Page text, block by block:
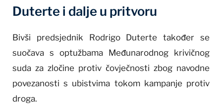
Duterte i dalje u pritvoru
Bivši predsjednik Rodrigo Duterte također se
suočava s optužbama Međunarodnog krivičnog
suda za zločine protiv čovječnosti zbog navodne
povezanosti s ubistvima tokom kampanje protiv
droga.